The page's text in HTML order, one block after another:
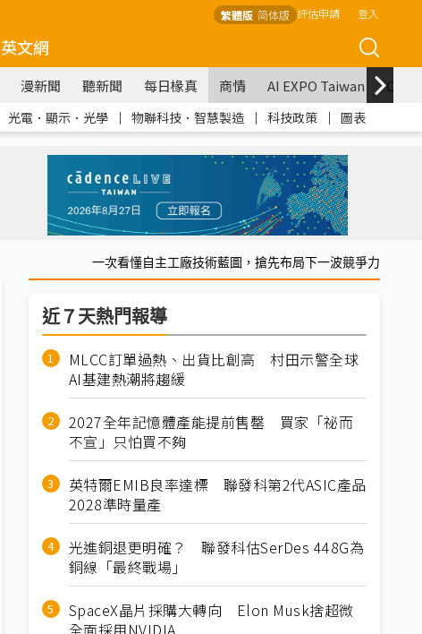
繁體版 简体版 評估申請 登入
英文網
漫新聞 聽新聞 每日椽真 商情 AI EXPO Taiwan
光電．顯示．光學 ｜ 物聯科技．智慧製造 ｜ 科技政策 ｜ 圖表
一次看懂自主工廠技術藍圖，搶先布局下一波競爭力
近７天熱門報導
MLCC訂單過熱、出貨比創高 村田示警全球
AI基建熱潮將趨緩
2027全年記憶體產能提前售罄 買家「祕而
不宣」只怕買不夠
英特爾EMIB良率達標 聯發科第2代ASIC產品
2028準時量產
光進銅退更明確？ 聯發科估SerDes 448G為
銅線「最終戰場」
SpaceX晶片採購大轉向 Elon Musk捨超微
全面採用NVIDIA